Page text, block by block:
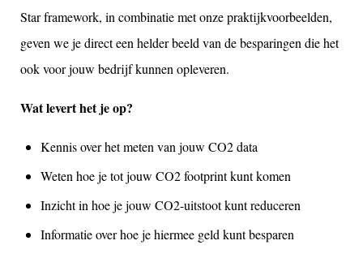
Star framework, in combinatie met onze praktijkvoorbeelden,
geven we je direct een helder beeld van de besparingen die het
ook voor jouw bedrijf kunnen opleveren.
Wat levert het je op?
Kennis over het meten van jouw CO2 data
Weten hoe je tot jouw CO2 footprint kunt komen
Inzicht in hoe je jouw CO2-uitstoot kunt reduceren
Informatie over hoe je hiermee geld kunt besparen